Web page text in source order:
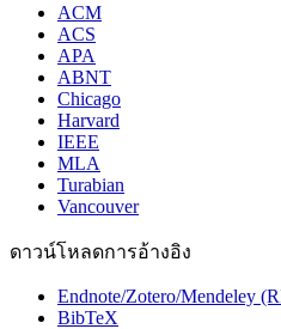
ACM
ACS
APA
ABNT
Chicago
Harvard
IEEE
MLA
Turabian
Vancouver
ดาวน์โหลดการอ้างอิง
Endnote/Zotero/Mendeley
BibTeX